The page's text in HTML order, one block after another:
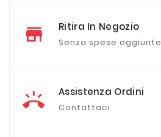
Ritira In Negozio
Senza spese aggiunte
Assistenza Ordini
Contattaci